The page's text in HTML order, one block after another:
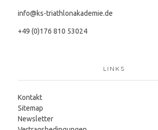
info@ks-triathlonakademie.de
+49 (0)176 810 53024
LINKS
Kontakt
Sitemap
Newsletter